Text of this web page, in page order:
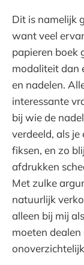
Dit is namelijk
want veel
papieren boek
modaliteit dan
en nadelen.
interessante
bij wie de
verdeeld, als
fiksen, en zo
afdrukken
Met zulke
natuurlijk
alleen bij mij
moeten